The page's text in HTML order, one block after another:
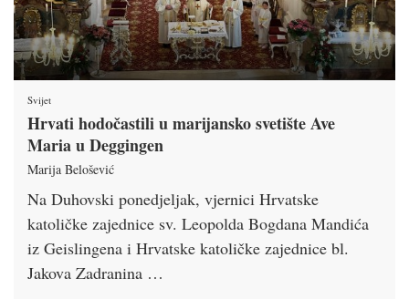
Svijet
Hrvati hodočastili u marijansko svetište Ave
Maria u Deggingen
Marija Belošević
Na Duhovski ponedjeljak, vjernici Hrvatske
katoličke zajednice sv. Leopolda Bogdana Mandića
iz Geislingena i Hrvatske katoličke zajednice bl.
Jakova Zadranina …